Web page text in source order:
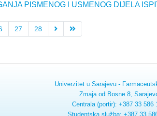
PISMENOG I USMENOG DIJELA
27 28
Univerzitet u Sarajevu -
Zmaja od Bosne 8,
Centrala (portir): +387 33 586
Studentska služba: +387 33